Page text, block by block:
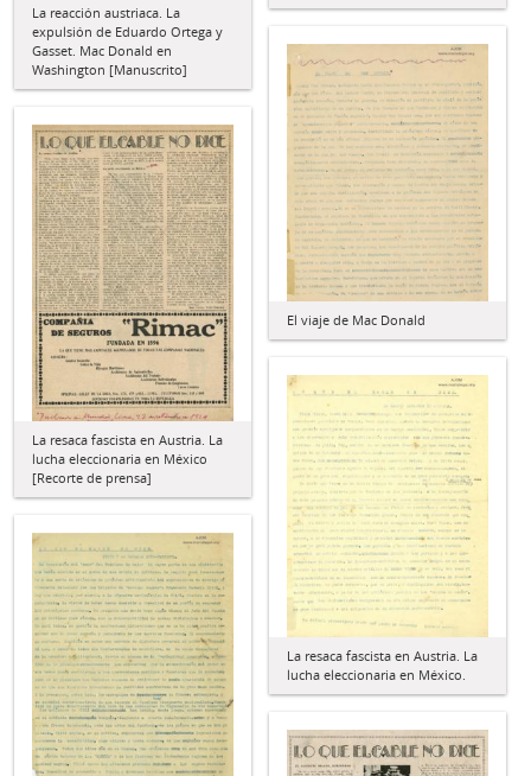
La reacción austriaca. La
expulsión de Eduardo Ortega y
Gasset. Mac Donald en
Washington [Manuscrito]
El viaje de Mac Donald
La resaca fascista en Austria. La
lucha eleccionaria en México
[Recorte de prensa]
La resaca fascista en Austria. La
lucha eleccionaria en México.